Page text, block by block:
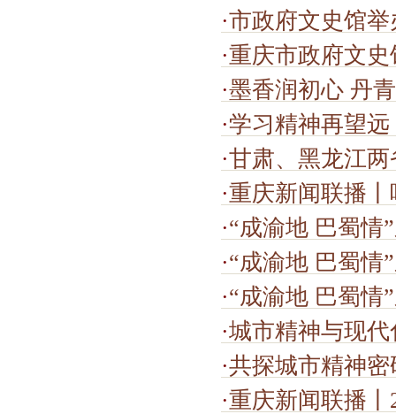
·市政府文史馆
·重庆市政府文
·墨香润初心 丹
·学习精神再望
·甘肃、黑龙江两省
·重庆新闻联播丨唱好“
·“成渝地 巴蜀情”系列
·“成渝地 巴蜀情
·“成渝地 巴蜀情
·城市精神与现
·共探城市精神密码
·重庆新闻联播丨